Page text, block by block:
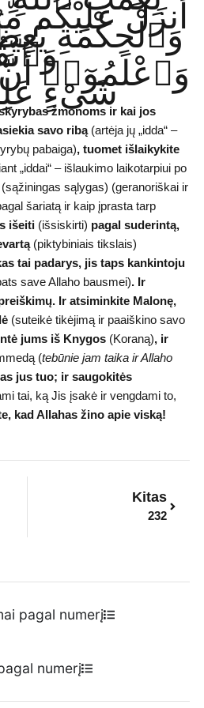
أَنزَلَ عَلَيْكُم
وَٱلْحِكْمَةِ
وَٱعْلَمُوٓا۟ أَنَّ
شَىْءٍ
žmonoms ir kai jos
savo ribą(artėja jų „idda“ –
pabaiga), tuomet išlaikykite
„iddai“ – išlaukimo laikotarpiui po
(sąžiningas sąlygas) (geranoriškai ir
šariatą ir kaip įprasta tarp
išeiti(išsiskirti) pagal suderintą,
(piktybiniais tikslais)
tai padarys, jis taps kankintoju
save Allaho bausmei). Ir
Ir atsiminkite Malonę,
(suteikė tikėjimą ir paaiškino savo
jums iš Knygos(Koraną), ir
(tebūnie jam taika ir Allaho
jus tuo; ir saugokitės
tai, ką Jis įsakė ir vengdami to,
kad Allahas žino apie viską!
Kitas
232
pagal numerį
numerį